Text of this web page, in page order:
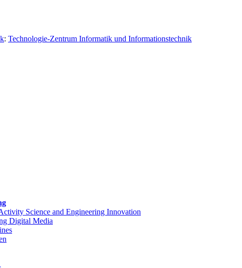
: Technologie-Zentrum Informatik und Informationstechnik
Science and Engineering Innovation
Digital Media